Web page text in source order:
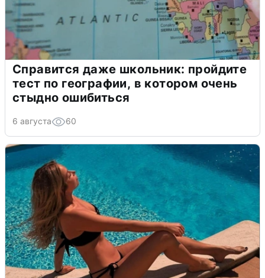
Справится даже школьник: пройдите
тест по географии, в котором очень
стыдно ошибиться
6 августа 60